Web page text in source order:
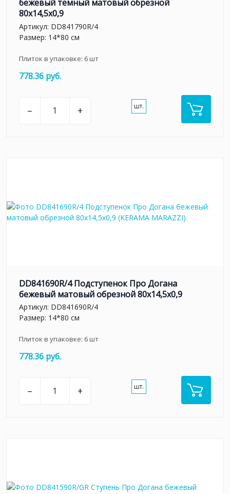
бежевый тёмный матовый обрезной
80x14,5x0,9
Артикул: DD841790R/4
Размер: 14*80 см
Плиток в упаковке: 6шт
778.36 руб.
– + шт.
DD841690R/4 Подступенок Про Догана
бежевый матовый обрезной 80x14,5x0,9
Артикул: DD841690R/4
Размер: 14*80 см
Плиток в упаковке: 6шт
778.36 руб.
– + шт.